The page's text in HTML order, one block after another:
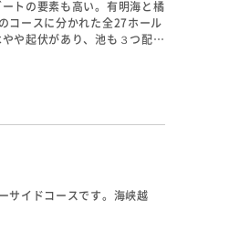
トの要素も高い。有明海と橘
コースに分かれた全27ホール
や起伏があり、池も３つ配置
イを持つ豪快なレイアウトで
サイドコースです。海峡越